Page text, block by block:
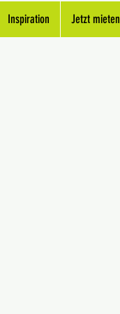
Inspiration Jetzt mieten